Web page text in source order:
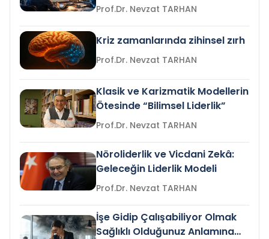
Prof.Dr. Nevzat TARHAN
Kriz zamanlarında zihinsel zırh
Prof.Dr. Nevzat TARHAN
Klasik ve Karizmatik Modellerin
Ötesinde “Bilimsel Liderlik”
Prof.Dr. Nevzat TARHAN
Nöroliderlik ve Vicdani Zekâ:
Geleceğin Liderlik Modeli
Prof.Dr. Nevzat TARHAN
İşe Gidip Çalışabiliyor Olmak
Sağlıklı Olduğunuz Anlamına